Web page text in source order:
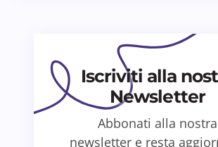
Salva il mio nome e email in
Iscriviti alla
Newsletter
Abbonati alla nostra
newsletter e resta